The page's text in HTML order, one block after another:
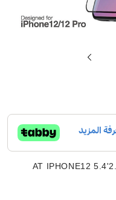
AT IPHONE12